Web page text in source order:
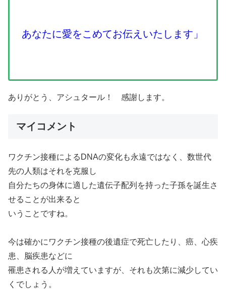
あなたに愛をこめてお伝えいたします」
ありがとう、アシュタール！ 感謝します。
マイコメント
ワクチン接種によるDNAの変化も永遠ではなく、数世代
先の人類はそれを克服し
自分たちの身体に適した遺伝子配列を持った子孫を誕生さ
せることが出来ると
いうことですね。
今は確かにワクチン接種の後遺症で死亡したり、癌、心疾
患、脳疾患などに
罹患される人が増えていますが、それも次第に減少してい
くでしょう。